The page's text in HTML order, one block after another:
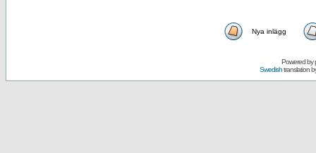
Nya inlägg
Powered by
Swedishtranslation